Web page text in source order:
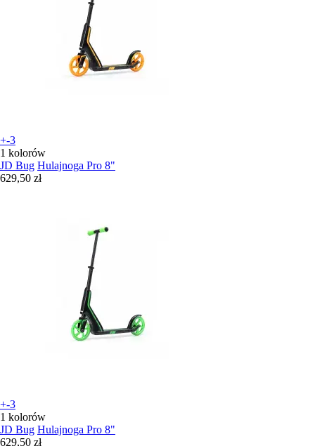
+-3
1 kolorów
JD Bug Hulajnoga Pro 8"
629,50 zł
+-3
1 kolorów
JD Bug Hulajnoga Pro 8"
629,50 zł